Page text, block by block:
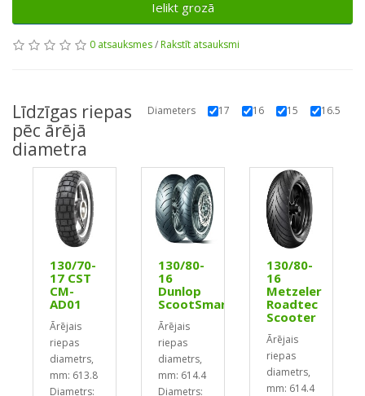
Ielikt grozā
0 atsauksmes/Rakstīt atsauksmi
Līdzīgas riepas
pēc ārējā
diametra
Diameters 17 16 15 16.5
130/70-
17 CST
CM-
AD01
Ārējais
riepas
diametrs,
mm: 613.8
Diametrs:
130/80-
16
Dunlop
ScootSmart
Ārējais
riepas
diametrs,
mm: 614.4
Diametrs:
130/80-
16
Metzeler
Roadtec
Scooter
Ārējais
riepas
diametrs,
mm: 614.4